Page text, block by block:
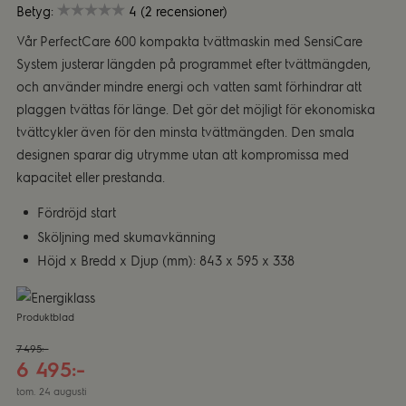
Betyg:
4 (2 recensioner)
Vår PerfectCare 600 kompakta tvättmaskin med SensiCare
System justerar längden på programmet efter tvättmängden,
och använder mindre energi och vatten samt förhindrar att
plaggen tvättas för länge. Det gör det möjligt för ekonomiska
tvättcykler även för den minsta tvättmängden. Den smala
designen sparar dig utrymme utan att kompromissa med
kapacitet eller prestanda.
Fördröjd start
Sköljning med skumavkänning
Höjd x Bredd x Djup (mm): 843 x 595 x 338
Produktblad
7 495:-
6 495:-
tom. 24 augusti